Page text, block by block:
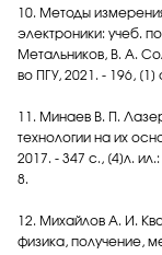
10. Методы
электроники: учеб.
Метальников, В. А.
во ПГУ, 2021. - 196, [1]
11. Минаев В. П.
технологии на их
2017. - 347 с., [4]л.
8.
12. Михайлов А. И.
физика, получение,